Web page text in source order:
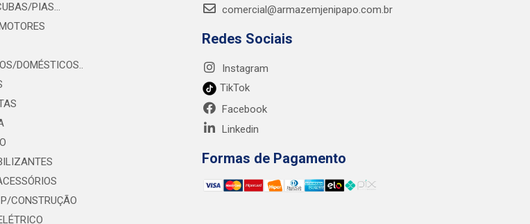
PIAS...
DOMÉSTICOS..
CONSTRUÇÃO
comercial@armazemjenipapo.com.br
Redes Sociais
Instagram
TikTok
Facebook
Linkedin
Formas de Pagamento